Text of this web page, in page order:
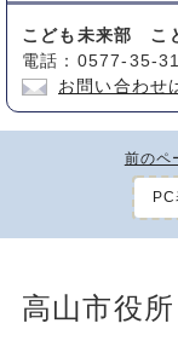
こども未来部 こ
電話：0577-35-
お問い合わせ
前のペ
高山市役所